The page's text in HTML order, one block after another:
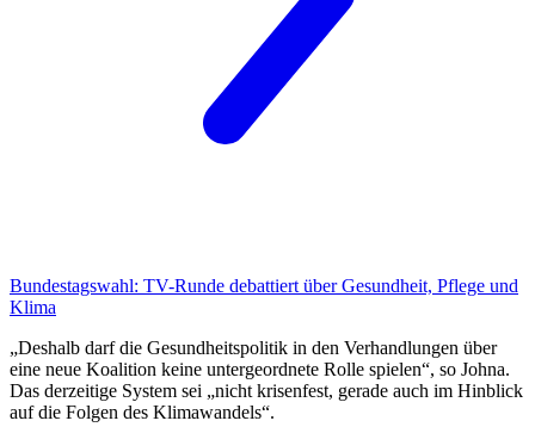
Bundestagswahl: TV-Runde debattiert über Gesundheit, Pflege und
Klima
„Deshalb darf die Gesundheitspolitik in den Verhandlungen über
eine neue Koalition keine untergeordnete Rolle spielen“, so Johna.
Das derzeitige System sei „nicht krisenfest, gerade auch im Hinblick
auf die Folgen des Klimawandels“.